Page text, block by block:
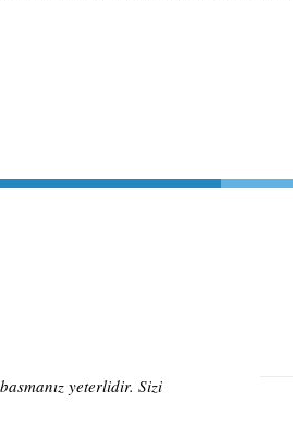
yeterlidir. Sizi